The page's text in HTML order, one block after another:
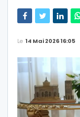
Le 14 Mai 2026 16:05